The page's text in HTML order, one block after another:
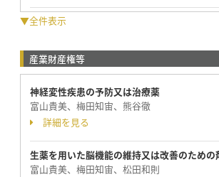
▼全件表示
産業財産権等
神経変性疾患の予防又は治療薬
富山貴美、梅田知宙、熊谷徹
詳細を見る
生薬を用いた脳機能の維持又は改善のための
富山貴美、梅田知宙、松田和則